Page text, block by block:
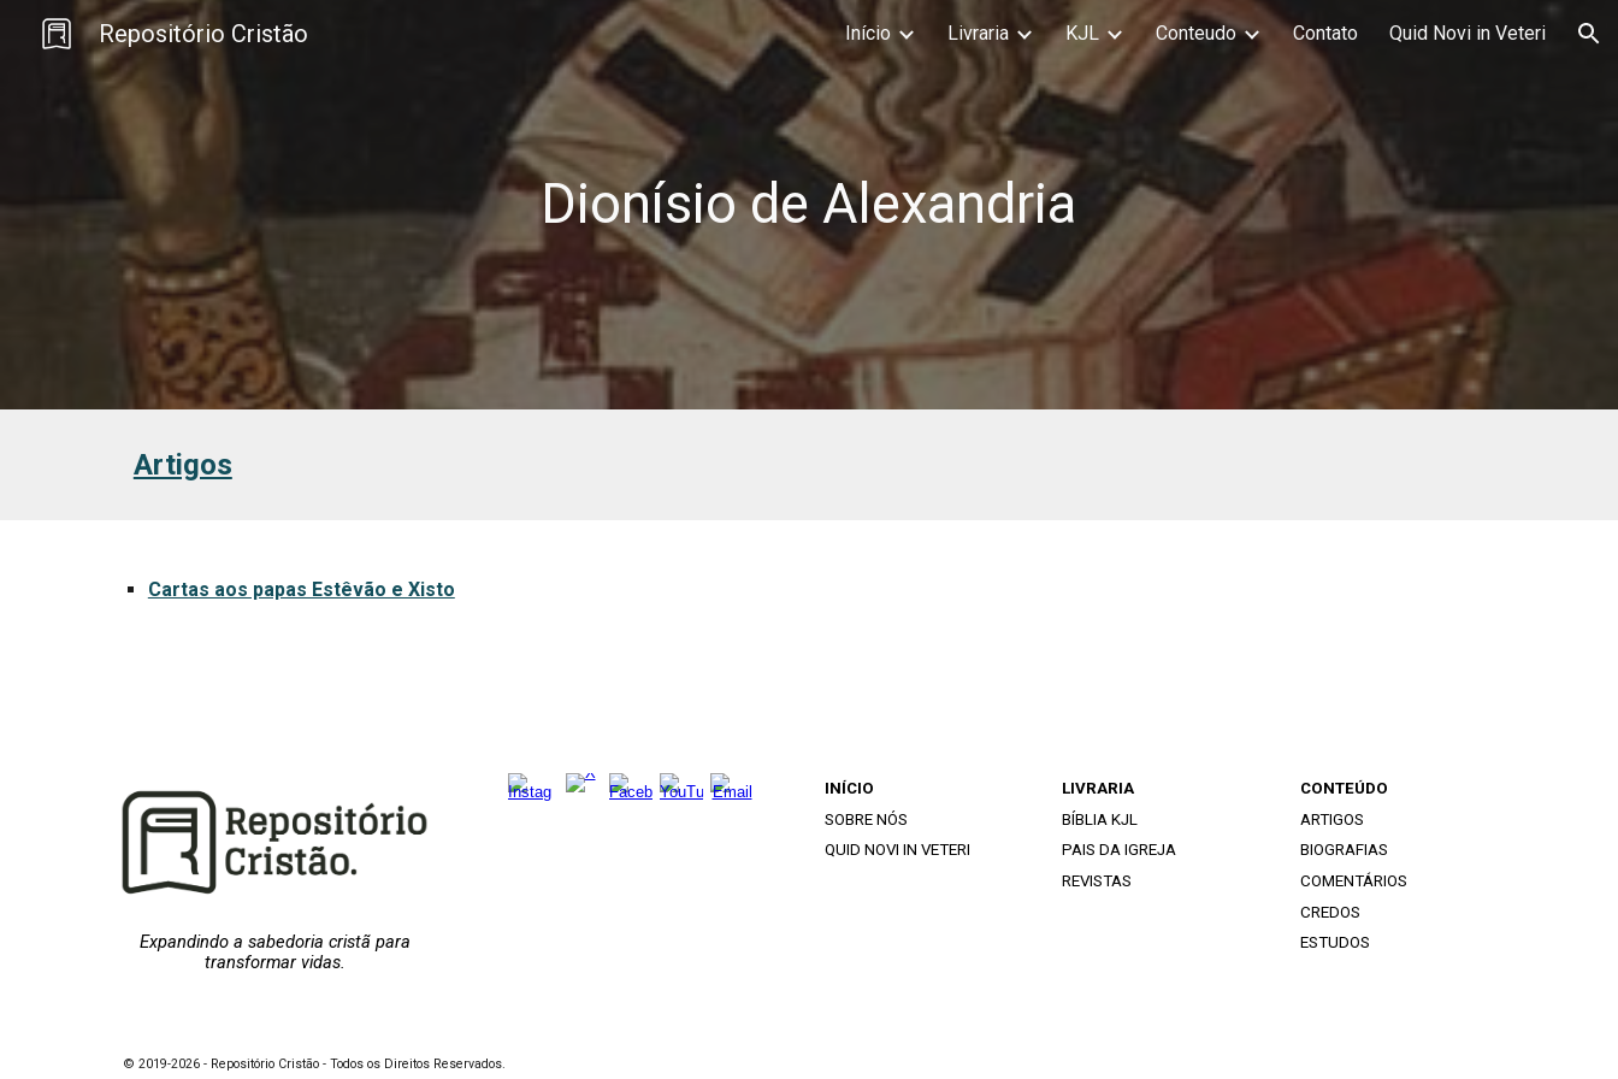
Skip to main content Skip to navigation
Repositório Cristão Início Livraria KJL Conteudo Contato Quid Novi in Veteri
Dionísio de Alexandria
Artigos
Cartas aos papas Estêvão e Xisto
Expandindo a sabedoria cristã para
transformar vidas.
INÍCIO
SOBRE NÓS
QUID NOVI IN VETERI
LIVRARIA
BÍBLIA KJL
PAIS DA IGREJA
REVISTAS
CONTEÚDO
ARTIGOS
BIOGRAFIAS
COMENTÁRIOS
CREDOS
ESTUDOS
© 2019-2026 - Repositório Cristão - Todos os Direitos Reservados.